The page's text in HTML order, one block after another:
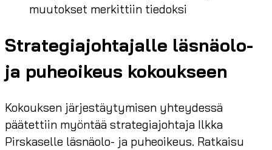
muutokset merkittiin tiedoksi
Strategiajohtajalle läsnäolo-
ja puheoikeus kokoukseen
Kokouksen järjestäytymisen yhteydessä
päätettiin myöntää strategiajohtaja Ilkka
Pirskaselle läsnäolo- ja puheoikeus. Ratkaisu